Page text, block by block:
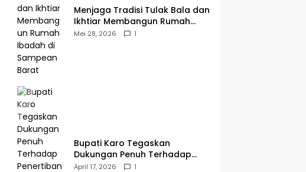
Menjaga Tradisi Tulak Bala dan
Ikhtiar Membangun Rumah
Ibadah di Sampean Barat
Mei 28, 2026 1
Bupati Karo Tegaskan
Dukungan Penuh Terhadap
Penertiban Kawasan Hutan
April 17, 2026 1